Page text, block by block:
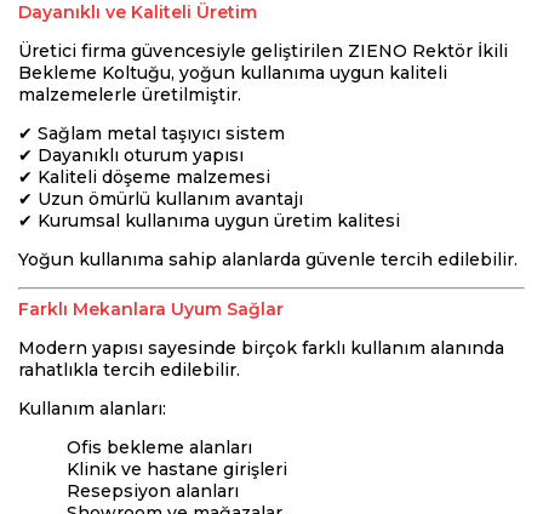
Dayanıklı ve Kaliteli Üretim
Üretici firma güvencesiyle geliştirilen ZIENO Rektör İkili
Bekleme Koltuğu, yoğun kullanıma uygun kaliteli
malzemelerle üretilmiştir.
✔ Sağlam metal taşıyıcı sistem
✔ Dayanıklı oturum yapısı
✔ Kaliteli döşeme malzemesi
✔ Uzun ömürlü kullanım avantajı
✔ Kurumsal kullanıma uygun üretim kalitesi
Yoğun kullanıma sahip alanlarda güvenle tercih edilebilir.
Farklı Mekanlara Uyum Sağlar
Modern yapısı sayesinde birçok farklı kullanım alanında
rahatlıkla tercih edilebilir.
Kullanım alanları:
Ofis bekleme alanları
Klinik ve hastane girişleri
Resepsiyon alanları